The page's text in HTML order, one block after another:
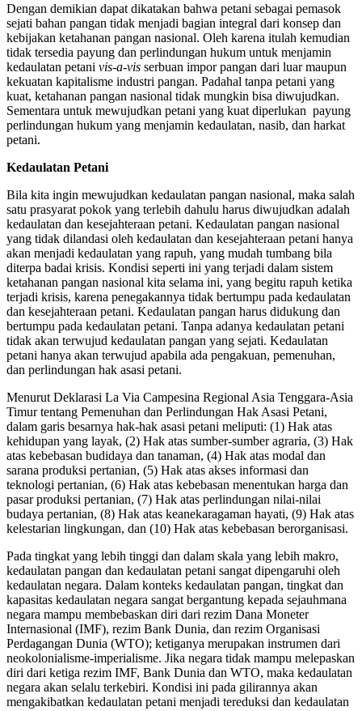
Dengan demikian dapat dikatakan bahwa petani sebagai pemasok
sejati bahan pangan tidak menjadi bagian integral dari konsep dan
kebijakan ketahanan pangan nasional. Oleh karena itulah kemudian
tidak tersedia payung dan perlindungan hukum untuk menjamin
kedaulatan petani vis-a-vis serbuan impor pangan dari luar maupun
kekuatan kapitalisme industri pangan. Padahal tanpa petani yang
kuat, ketahanan pangan nasional tidak mungkin bisa diwujudkan.
Sementara untuk mewujudkan petani yang kuat diperlukan payung
perlindungan hukum yang menjamin kedaulatan, nasib, dan harkat
petani.
Kedaulatan Petani
Bila kita ingin mewujudkan kedaulatan pangan nasional, maka salah
satu prasyarat pokok yang terlebih dahulu harus diwujudkan adalah
kedaulatan dan kesejahteraan petani. Kedaulatan pangan nasional
yang tidak dilandasi oleh kedaulatan dan kesejahteraan petani hanya
akan menjadi kedaulatan yang rapuh, yang mudah tumbang bila
diterpa badai krisis. Kondisi seperti ini yang terjadi dalam sistem
ketahanan pangan nasional kita selama ini, yang begitu rapuh ketika
terjadi krisis, karena penegakannya tidak bertumpu pada kedaulatan
dan kesejahteraan petani. Kedaulatan pangan harus didukung dan
bertumpu pada kedaulatan petani. Tanpa adanya kedaulatan petani
tidak akan terwujud kedaulatan pangan yang sejati. Kedaulatan
petani hanya akan terwujud apabila ada pengakuan, pemenuhan,
dan perlindungan hak asasi petani.
Menurut Deklarasi La Via Campesina Regional Asia Tenggara-Asia
Timur tentang Pemenuhan dan Perlindungan Hak Asasi Petani,
dalam garis besarnya hak-hak asasi petani meliputi: (1) Hak atas
kehidupan yang layak, (2) Hak atas sumber-sumber agraria, (3) Hak
atas kebebasan budidaya dan tanaman, (4) Hak atas modal dan
sarana produksi pertanian, (5) Hak atas akses informasi dan
teknologi pertanian, (6) Hak atas kebebasan menentukan harga dan
pasar produksi pertanian, (7) Hak atas perlindungan nilai-nilai
budaya pertanian, (8) Hak atas keanekaragaman hayati, (9) Hak atas
kelestarian lingkungan, dan (10) Hak atas kebebasan berorganisasi.
Pada tingkat yang lebih tinggi dan dalam skala yang lebih makro,
kedaulatan pangan dan kedaulatan petani sangat dipengaruhi oleh
kedaulatan negara. Dalam konteks kedaulatan pangan, tingkat dan
kapasitas kedaulatan negara sangat bergantung kepada sejauhmana
negara mampu membebaskan diri dari rezim Dana Moneter
Internasional (IMF), rezim Bank Dunia, dan rezim Organisasi
Perdagangan Dunia (WTO); ketiganya merupakan instrumen dari
neokolonialisme-imperialisme. Jika negara tidak mampu melepaskan
diri dari ketiga rezim IMF, Bank Dunia dan WTO, maka kedaulatan
negara akan selalu terkebiri. Kondisi ini pada gilirannya akan
mengakibatkan kedaulatan petani menjadi tereduksi dan kedaulatan